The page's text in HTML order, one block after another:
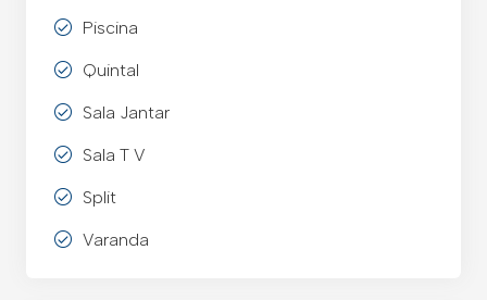
Piscina
Quintal
Sala Jantar
Sala T V
Split
Varanda